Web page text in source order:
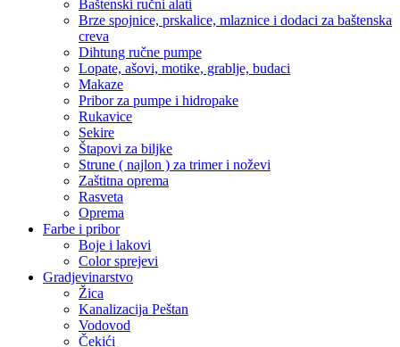
Baštenski ručni alati
Brze spojnice, prskalice, mlaznice i dodaci za baštenska
creva
Dihtung ručne pumpe
Lopate, ašovi, motike, grablje, budaci
Makaze
Pribor za pumpe i hidropake
Rukavice
Sekire
Štapovi za biljke
Strune ( najlon ) za trimer i noževi
Zaštitna oprema
Rasveta
Oprema
Farbe i pribor
Boje i lakovi
Color sprejevi
Gradjevinarstvo
Žica
Kanalizacija Peštan
Vodovod
Čekići